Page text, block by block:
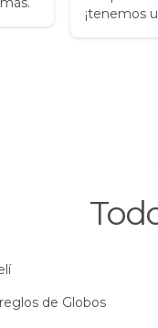
¡tenemos
de Globos